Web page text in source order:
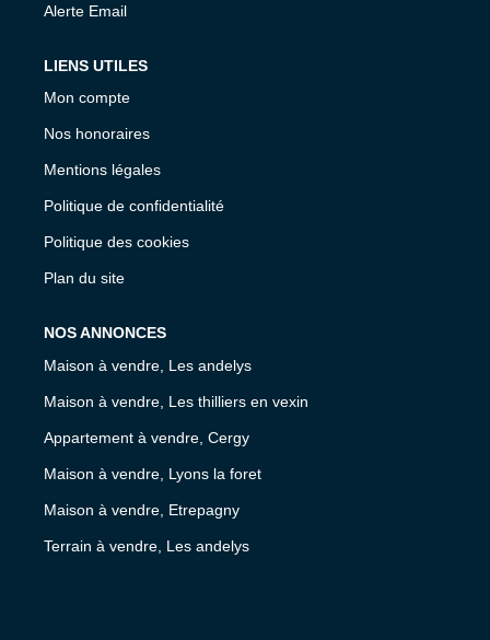
Alerte Email
LIENS UTILES
Mon compte
Nos honoraires
Mentions légales
Politique de confidentialité
Politique des cookies
Plan du site
NOS ANNONCES
Maison à vendre, Les andelys
Maison à vendre, Les thilliers en vexin
Appartement à vendre, Cergy
Maison à vendre, Lyons la foret
Maison à vendre, Etrepagny
Terrain à vendre, Les andelys